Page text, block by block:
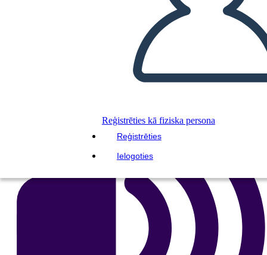
Reģistrēties kā fiziska persona
Reģistrēties
Ielogoties
Kopējiet šo stāstu tabulu
IZVEIDOT STĀSTU SHĒMU
ATSKAŅOT SLAIDRĀDI